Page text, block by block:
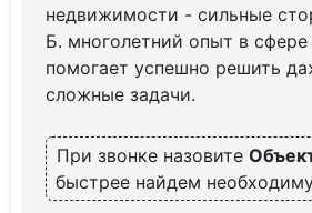
недвижимости - сильные
Б. многолетний опыт в
помогает успешно решить
сложные задачи.
При звонке назовите
быстрее найдем